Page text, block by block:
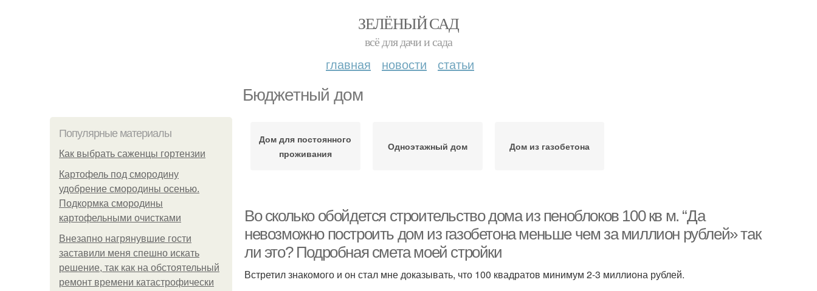
ЗЕЛЁНЫЙ САД
всё для дачи и сада
главная новости статьи
Бюджетный дом
Популярные материалы
Как выбрать саженцы гортензии
Картофель под смородину
удобрение смородины осенью.
Подкормка смородины
картофельными очистками
Внезапно нагрянувшие гости
заставили меня спешно искать
решение, так как на обстоятельный
ремонт времени катастрофически
Дом для постоянного
проживания
Одноэтажный дом Дом из газобетона
Во сколько обойдется строительство дома из пеноблоков 100 кв м. “Да
невозможно построить дом из газобетона меньше чем за миллион рублей» так
ли это? Подробная смета моей стройки
Встретил знакомого и он стал мне доказывать, что 100 квадратов минимум 2-3 миллиона рублей.